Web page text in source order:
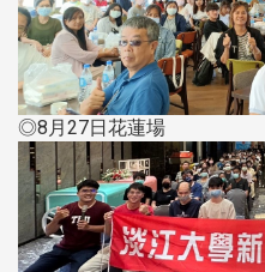
◎8月27日花蓮場